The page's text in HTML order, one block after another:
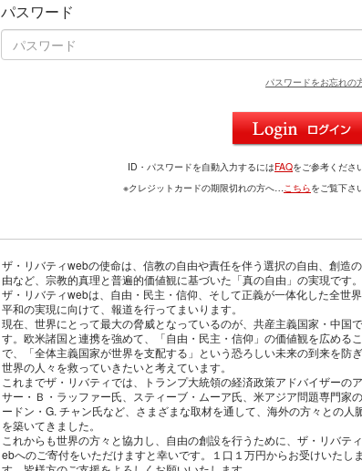
パスワード
パスワードをお忘れの
ID・パスワードを自動入力するにはFAQをご参考くださ
※クレジットカードの期限切れの方へ…こちらをご覧下さ
ザ・リバティwebの使命は、信教の自由や責任を伴う選択の自由、創造
由など、宗教的真理と普遍的価値観に基づいた「真の自由」の実現です。
ザ・リバティwebは、自由・民主・信仰、そして正義が一体化した全世
平和の実現に向けて、報道を行ってまいります。
現在、世界にとって最大の脅威となっているのが、共産主義国家・中国で
す。欧米諸国と連携を強めて、「自由・民主・信仰」の価値観を広める
で、「全体主義国家が世界を支配する」という恐ろしい未来の到来を防ぎ
世界の人々を救っていきたいと考えています。
これまでザ・リバティでは、トランプ大統領の経済政策アドバイザーの
サー・Ｂ・ラッファー氏、スティーブ・ムーア氏、米アジア問題専門家
ードン・G. チャン氏など、さまざまな取材を通して、海外の方々との人
を築いてきました。
これからも世界の方々と協力し、自由の創設を行うために、ザ・リバテ
ebへのご寄付をいただけますと幸いです。１口１万円からお受けいたしま